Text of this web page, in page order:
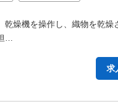
燥機を操作し、織物を乾
…
求